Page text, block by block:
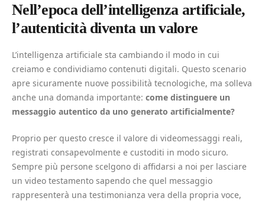
Nell’epoca dell’intelligenza artificiale,
l’autenticità diventa un valore
L’intelligenza artificiale sta cambiando il modo in cui
creiamo e condividiamo contenuti digitali. Questo scenario
apre sicuramente nuove possibilità tecnologiche, ma solleva
anche una domanda importante: come distinguere un
messaggio autentico da uno generato artificialmente?
Proprio per questo cresce il valore di videomessaggi reali,
registrati consapevolmente e custoditi in modo sicuro.
Sempre più persone scelgono di affidarsi a noi per lasciare
un video testamento sapendo che quel messaggio
rappresenterà una testimonianza vera della propria voce,